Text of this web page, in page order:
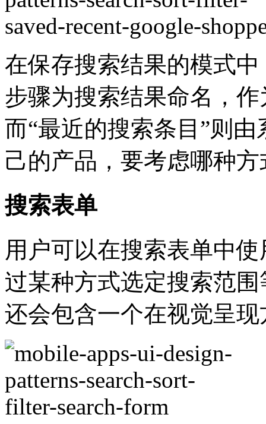
在保存搜索结果的模式
步骤为搜索结果命名，
而“最近的搜索条目”则
己的产品，要考虑哪种
搜索表单
用户可以在搜索表单中
过某种方式选定搜索范
还会包含一个在视觉呈